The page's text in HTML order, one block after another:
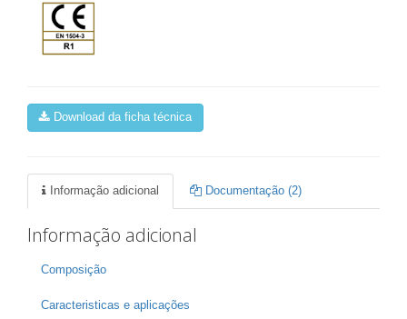
Download da ficha técnica
Informação adicional Documentação (2)
Informação adicional
Composição
Caracteristicas e aplicações